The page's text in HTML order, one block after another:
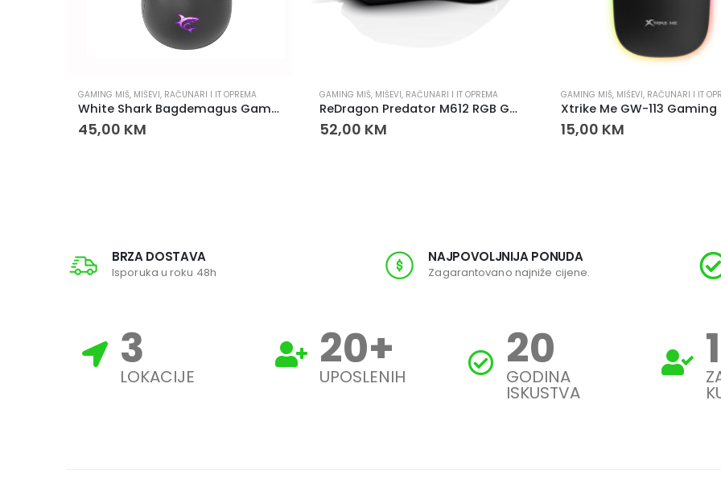
GAMING MIŠ, MIŠEVI, RAČUNARI I IT OPREMA
White Shark Bagdemagus Gaming Miš 7200 DPI RGB
45,00 KM
GAMING MIŠ, MIŠEVI, RAČUNARI I IT OPREMA
ReDragon Predator M612 RGB Gaming Miš
52,00 KM
GAMING MIŠ, MIŠEVI, RAČUNARI I IT
15,00 KM
BRZA DOSTAVA
Isporuka u roku 48h
NAJPOVOLJNIJA PONUDA
Zagarantovano najniže cijene.
3
LOKACIJE 20+
UPOSLENIH 20
GODINA
ISKUSTVA